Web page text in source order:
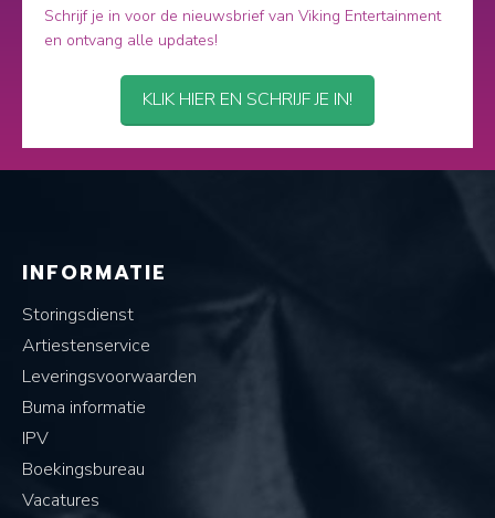
Schrijf je in voor de nieuwsbrief van Viking Entertainment
en ontvang alle updates!
KLIK HIER EN SCHRIJF JE IN!
INFORMATIE
Storingsdienst
Artiestenservice
Leveringsvoorwaarden
Buma informatie
IPV
Boekingsbureau
Vacatures